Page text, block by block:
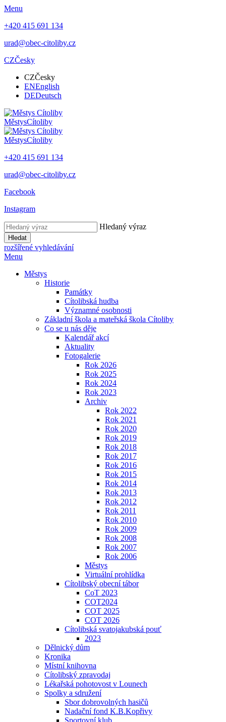
Menu
+420 415 691 134
urad@obec-citoliby.cz
CZČesky
CZČesky
ENEnglish
DEDeutsch
MěstysCítoliby
MěstysCítoliby
+420 415 691 134
urad@obec-citoliby.cz
Facebook
Instagram
Hledaný výraz
Hledat
rozšířené vyhledávání
Menu
Městys
Historie
Památky
Cítolibská hudba
Významné osobnosti
Základní škola a mateřská škola Cítoliby
Co se u nás děje
Kalendář akcí
Aktuality
Fotogalerie
Rok 2026
Rok 2025
Rok 2024
Rok 2023
Archiv
Rok 2022
Rok 2021
Rok 2020
Rok 2019
Rok 2018
Rok 2017
Rok 2016
Rok 2015
Rok 2014
Rok 2013
Rok 2012
Rok 2011
Rok 2010
Rok 2009
Rok 2008
Rok 2007
Rok 2006
Městys
Virtuální prohlídka
Cítolibský obecní tábor
CoT 2023
COT2024
COT 2025
COT 2026
Cítolibská svatojakubská pouť
2023
Dělnický dům
Kronika
Místní knihovna
Cítolibský zpravodaj
Lékařská pohotovost v Lounech
Spolky a sdružení
Sbor dobrovolných hasičů
Nadační fond K.B.Kopřivy
Sportovní klub